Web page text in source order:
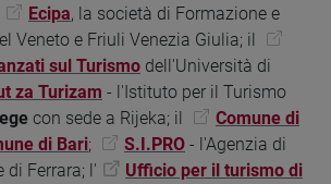
Ecipa, la società di Formazione e
Veneto e Friuli Venezia Giulia; il
sul Turismo dell'Università di
za Turizam - l'Istituto per il Turismo
con sede a Rijeka; il
Comune di
di Bari; S.I.PRO - l'Agenzia di
di Ferrara; l'
Ufficio per il turismo di